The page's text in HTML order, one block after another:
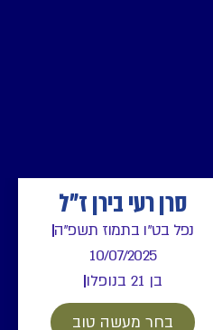
סרן רעי בירן ז"ל
נפל בט"ו בתמוז תשפ"ה
10/07/2025
בן 21 בנופלו
בחר מעשה טוב